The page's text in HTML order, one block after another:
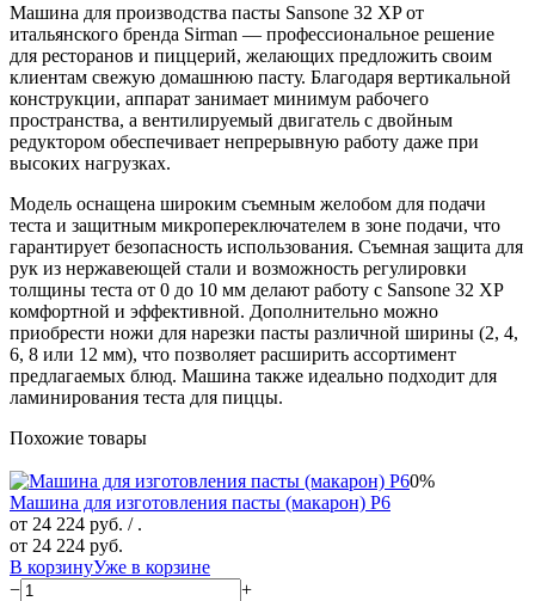
Машина для производства пасты Sansone 32 XP от
итальянского бренда Sirman — профессиональное решение
для ресторанов и пиццерий, желающих предложить своим
клиентам свежую домашнюю пасту. Благодаря вертикальной
конструкции, аппарат занимает минимум рабочего
пространства, а вентилируемый двигатель с двойным
редуктором обеспечивает непрерывную работу даже при
высоких нагрузках.
Модель оснащена широким съемным желобом для подачи
теста и защитным микропереключателем в зоне подачи, что
гарантирует безопасность использования. Съемная защита для
рук из нержавеющей стали и возможность регулировки
толщины теста от 0 до 10 мм делают работу с Sansone 32 XP
комфортной и эффективной. Дополнительно можно
приобрести ножи для нарезки пасты различной ширины (2, 4,
6, 8 или 12 мм), что позволяет расширить ассортимент
предлагаемых блюд. Машина также идеально подходит для
ламинирования теста для пиццы.
Похожие товары
0%
Машина для изготовления пасты (макарон) P6
от 24 224 руб. / .
от 24 224 руб.
В корзинуУже в корзине
−
+